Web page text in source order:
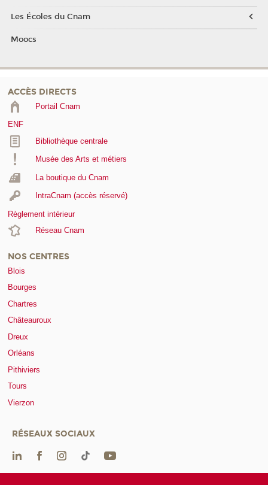
Les Écoles du Cnam
Moocs
ACCÈS DIRECTS
Portail Cnam
ENF
Bibliothèque centrale
Musée des Arts et métiers
La boutique du Cnam
IntraCnam (accès réservé)
Règlement intérieur
Réseau Cnam
NOS CENTRES
Blois
Bourges
Chartres
Châteauroux
Dreux
Orléans
Pithiviers
Tours
Vierzon
RÉSEAUX SOCIAUX